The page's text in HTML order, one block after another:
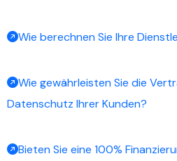
Wie berechnen Sie Ihre
Wie gewährleisten Sie die
Datenschutz Ihrer Kunden?
Bieten Sie eine 100%